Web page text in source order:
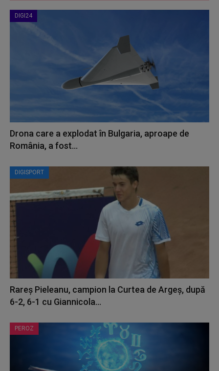
DIGI24
Drona care a explodat în Bulgaria, aproape de
România, a fost...
DIGISPORT
Rareș Pieleanu, campion la Curtea de Argeș, după
6-2, 6-1 cu Giannicola...
PEROZ